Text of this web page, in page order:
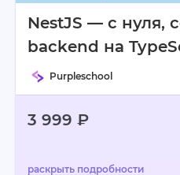
NestJS — с нуля,
backend на
Purpleschool
3 999 ₽